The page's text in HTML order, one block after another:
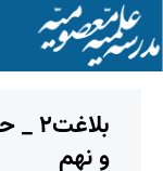
و نهم